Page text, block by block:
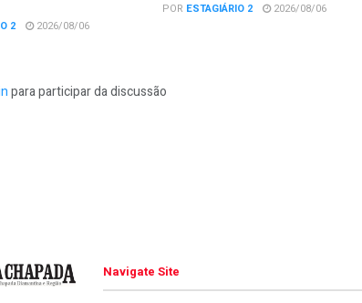
2 2026/08/06
POR ESTAGIÁRIO 2 2026/08/06
para participar da discussão
Navigate Site